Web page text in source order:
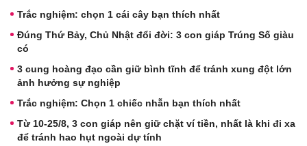
Trắc nghiệm: chọn 1 cái cây bạn thích nhất
Đúng Thứ Bảy, Chủ Nhật đổi đời: 3 con giáp Trúng Số giàu
có
3 cung hoàng đạo cần giữ bình tĩnh để tránh xung đột lớn
ảnh hưởng sự nghiệp
Trắc nghiệm: Chọn 1 chiếc nhẫn bạn thích nhất
Từ 10-25/8, 3 con giáp nên giữ chặt ví tiền, nhất là khi đi xa
để tránh hao hụt ngoài dự tính